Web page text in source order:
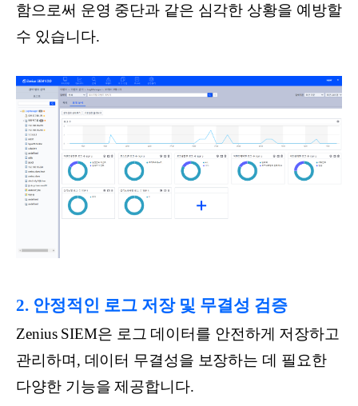
함으로써 운영 중단과 같은 심각한 상황을 예방할
수 있습니다.
2. 안정적인 로그 저장 및 무결성 검증
Zenius SIEM은 로그 데이터를 안전하게 저장하고
관리하며, 데이터 무결성을 보장하는 데 필요한
다양한 기능을 제공합니다.